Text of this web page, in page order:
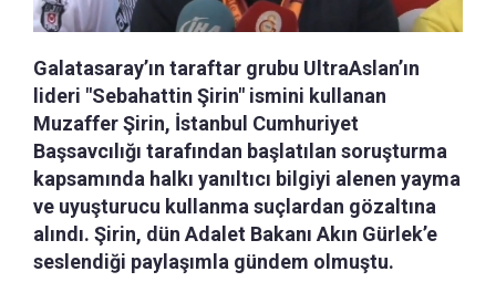
Galatasaray’ın taraftar grubu UltraAslan’ın
lideri "Sebahattin Şirin" ismini kullanan
Muzaffer Şirin, İstanbul Cumhuriyet
Başsavcılığı tarafından başlatılan soruşturma
kapsamında halkı yanıltıcı bilgiyi alenen yayma
ve uyuşturucu kullanma suçlardan gözaltına
alındı. Şirin, dün Adalet Bakanı Akın Gürlek’e
seslendiği paylaşımla gündem olmuştu.